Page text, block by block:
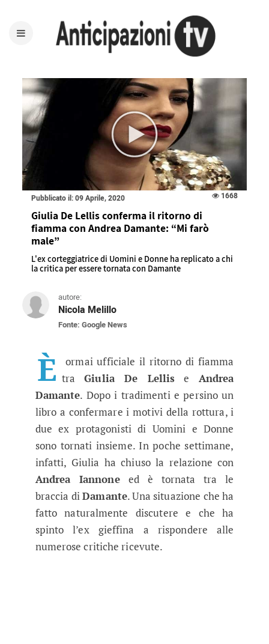
Pubblicato il: 09 Aprile, 2020 1668
Giulia De Lellis conferma il ritorno di
fiamma con Andrea Damante: “Mi farò
male”
L'ex corteggiatrice di Uomini e Donne ha replicato a chi
la critica per essere tornata con Damante
autore:
Nicola Melillo
Fonte: Google News
Giulia De Lellis conferma il
L'ex corteggiatrice di Uomini e Donne ha
È
ormai ufficiale il ritorno di fiamma
traGiulia De Lellis e Andrea
Damante. Dopo i tradimenti e persino un
libro a confermare i motivi della rottura, i
due ex protagonisti di Uomini e Donne
sono tornati insieme. In poche settimane,
infatti, Giulia ha chiuso la relazione con
Andrea Iannoneed è tornata tra le
braccia diDamante. Una situazione che ha
fatto naturalmente discutere e che ha
spinto l’ex gieffina a rispondere alle
numerose critiche ricevute.